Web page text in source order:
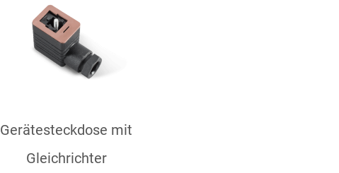
Gerätesteckdose mit
Gleichrichter